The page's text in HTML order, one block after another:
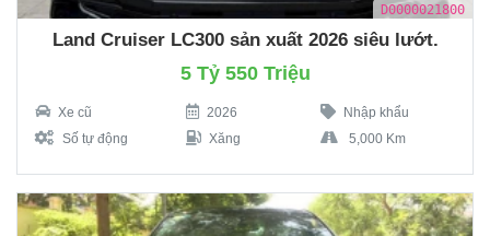
D0000021800
Land Cruiser LC300 sản xuất 2026 siêu lướt.
5 Tỷ 550 Triệu
Xe cũ 2026
Nhập khẩu
Số tự động
Xăng 5,000 Km